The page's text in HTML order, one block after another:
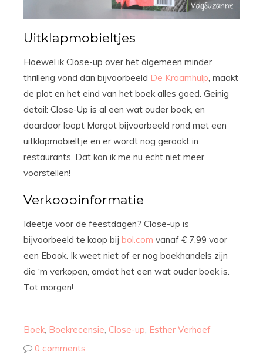
Uitklapmobieltjes
Hoewel ik Close-up over het algemeen minder
thrillerig vond dan bijvoorbeeld De Kraamhulp, maakt
de plot en het eind van het boek alles goed. Geinig
detail: Close-Up is al een wat ouder boek, en
daardoor loopt Margot bijvoorbeeld rond met een
uitklapmobieltje en er wordt nog gerookt in
restaurants. Dat kan ik me nu echt niet meer
voorstellen!
Verkoopinformatie
Ideetje voor de feestdagen? Close-up is
bijvoorbeeld te koop bij bol.com vanaf € 7,99 voor
een Ebook. Ik weet niet of er nog boekhandels zijn
die ‘m verkopen, omdat het een wat ouder boek is.
Tot morgen!
Boek, Boekrecensie, Close-up, Esther Verhoef
0 comments